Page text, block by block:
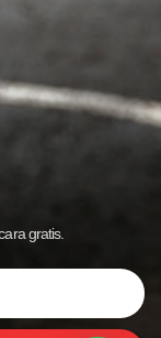
gratis.